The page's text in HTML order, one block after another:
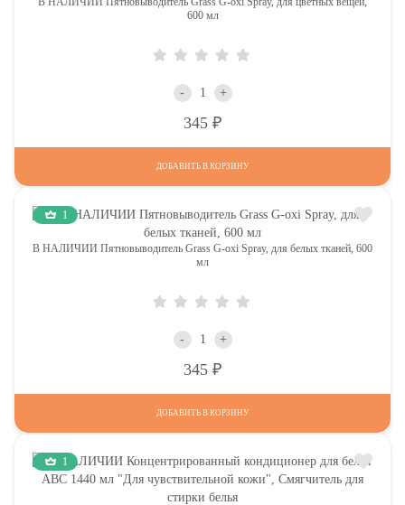
600 мл
- +
345
ДОБАВИТЬ В КОРЗИНУ
1
В НАЛИЧИИ Пятновыводитель Grass G-oxi Spray, для белых тканей, 600
мл
- +
345
ДОБАВИТЬ В КОРЗИНУ
1